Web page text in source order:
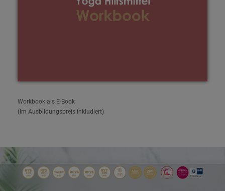
Workbook als E-Book
(Im Ausbildungspreis inkludiert)